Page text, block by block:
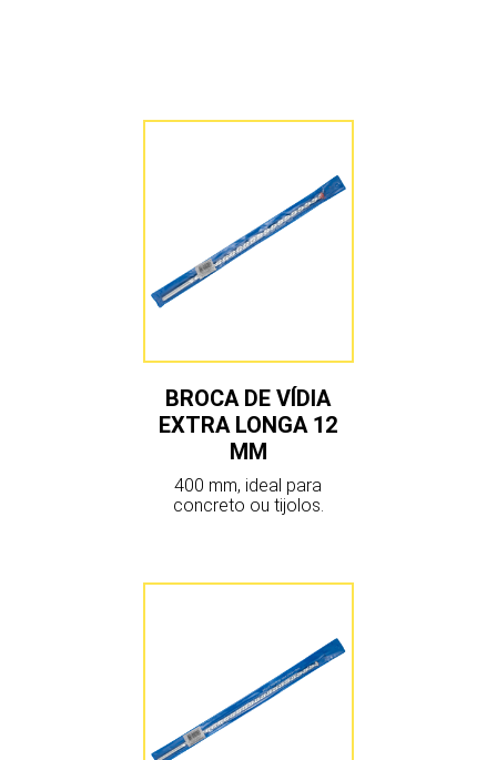
BROCA DE VÍDIA
EXTRA LONGA 12
MM
400 mm, ideal para
concreto ou tijolos.